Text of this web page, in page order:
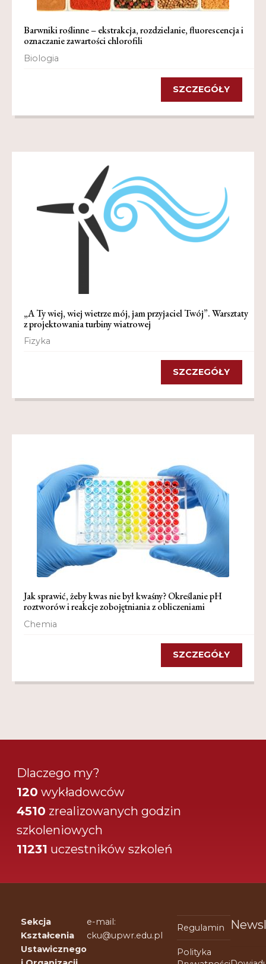
Barwniki roślinne – ekstrakcja, rozdzielanie, fluorescencja i
oznaczanie zawartości chlorofili
Biologia
SZCZEGÓŁY
„A Ty wiej, wiej wietrze mój, jam przyjaciel Twój”. Warsztaty
z projektowania turbiny wiatrowej
Fizyka
SZCZEGÓŁY
Jak sprawić, żeby kwas nie był kwaśny? Określanie pH
roztworów i reakcje zobojętniania z obliczeniami
Chemia
SZCZEGÓŁY
Dlaczego my?
120 wykładowców
4510 zrealizowanych godzin
szkoleniowych
11231 uczestników szkoleń
Sekcja
Kształcenia
Ustawicznego
e-mail:
cku@upwr.edu.pl
Regulamin
Polityka